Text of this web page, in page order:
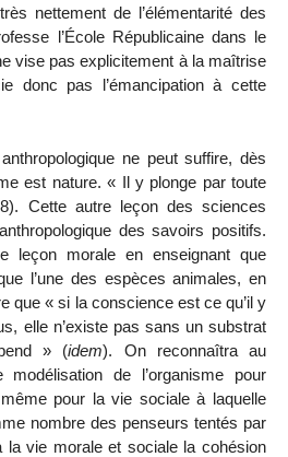
nettement de l’élémentarité des
l’École Républicaine dans le
vise pas explicitement à la maîtrise
donc pas l’émancipation à cette
ne peut suffire, dès
est nature. « Il y plonge par toute
Cette autre leçon des sciences
des savoirs positifs.
leçon morale en enseignant que
l’une des espèces animales, en
que « si la conscience est ce qu’il y
elle n’existe pas sans un substrat
» (idem). On reconnaîtra au
de l’organisme pour
pour la vie sociale à laquelle
nombre des penseurs tentés par
la vie morale et sociale la cohésion